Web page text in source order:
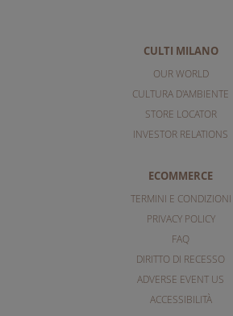
CULTI MILANO
OUR WORLD
CULTURA D'AMBIENTE
STORE LOCATOR
INVESTOR RELATIONS
ECOMMERCE
TERMINI E CONDIZIONI
PRIVACY POLICY
FAQ
DIRITTO DI RECESSO
ADVERSE EVENT US
ACCESSIBILITÀ